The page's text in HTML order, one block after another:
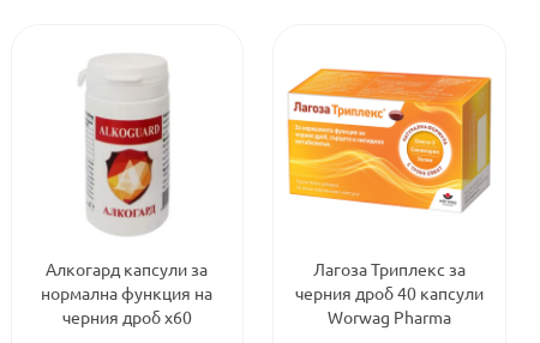
Алкогард капсули за
нормална функция на
черния дроб х60
Лагоза Триплекс за
черния дроб 40 капсули
Worwag Pharma